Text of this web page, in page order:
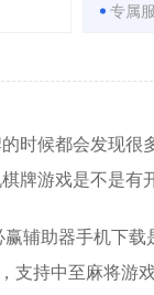
专属
时候都会发现
牌游戏是不是有
辅助器手机下
持中至麻将游